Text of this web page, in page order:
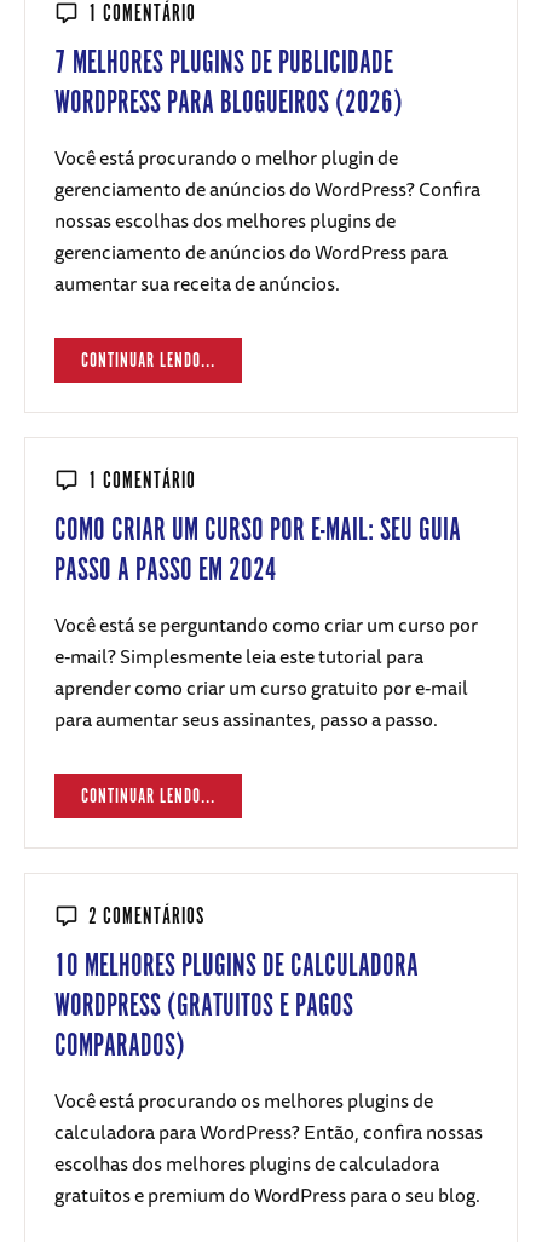
1 COMENTÁRIO
7 MELHORES PLUGINS DE PUBLICIDADE
WORDPRESS PARA BLOGUEIROS (2026)
Você está procurando o melhor plugin de
gerenciamento de anúncios do WordPress? Confira
nossas escolhas dos melhores plugins de
gerenciamento de anúncios do WordPress para
aumentar sua receita de anúncios.
CONTINUAR LENDO...
1 COMENTÁRIO
COMO CRIAR UM CURSO POR E-MAIL: SEU GUIA
PASSO A PASSO EM 2024
Você está se perguntando como criar um curso por
e-mail? Simplesmente leia este tutorial para
aprender como criar um curso gratuito por e-mail
para aumentar seus assinantes, passo a passo.
CONTINUAR LENDO...
2 COMENTÁRIOS
10 MELHORES PLUGINS DE CALCULADORA
WORDPRESS (GRATUITOS E PAGOS
COMPARADOS)
Você está procurando os melhores plugins de
calculadora para WordPress? Então, confira nossas
escolhas dos melhores plugins de calculadora
gratuitos e premium do WordPress para o seu blog.